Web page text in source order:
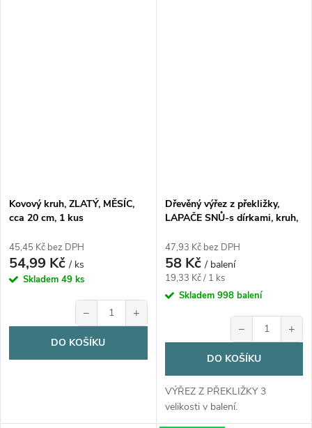
Kovový kruh, ZLATÝ, MĚSÍC,
cca 20 cm, 1 kus
45,45 Kč bez DPH
54,99 Kč/ ks
Skladem 49 ks
− +
DO KOŠÍKU
Dřevěný výřez z překližky,
LAPAČE SNŮ-s dírkami, kruh,
47,93 Kč bez DPH
58 Kč/ balení
Měrná
cena:
19,33 Kč / 1 ks
Skladem 998 balení
− +
DO KOŠÍKU
VÝŘEZ Z PŘEKLIŽKY 3
velikosti v balení.